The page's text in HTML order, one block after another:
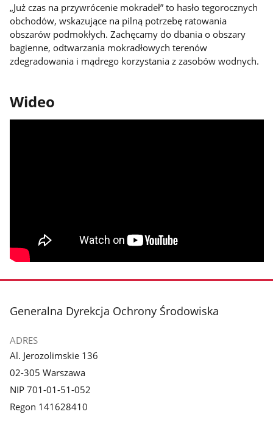
„Już czas na przywrócenie mokradeł” to hasło tegorocznych
obchodów, wskazujące na pilną potrzebę ratowania
obszarów podmokłych. Zachęcamy do dbania o obszary
bagienne, odtwarzania mokradłowych terenów
zdegradowania i mądrego korzystania z zasobów wodnych.
Wideo
stopka
Generalna Dyrekcja Ochrony Środowiska
ADRES
Al. Jerozolimskie 136
02-305 Warszawa
NIP 701-01-51-052
Regon 141628410